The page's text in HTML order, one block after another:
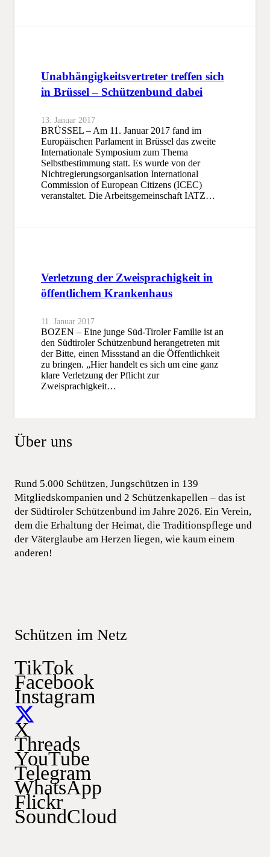
Unabhängigkeitsvertreter treffen sich
in Brüssel – Schützenbund dabei
13. Januar 2017
BRÜSSEL – Am 11. Januar 2017 fand im
Europäischen Parlament in Brüssel das zweite
Internationale Symposium zum Thema
Selbstbestimmung statt. Es wurde von der
Nichtregierungsorganisation International
Commission of European Citizens (ICEC)
veranstaltet. Die Arbeitsgemeinschaft IATZ…
Verletzung der Zweisprachigkeit in
öffentlichem Krankenhaus
11. Januar 2017
BOZEN – Eine junge Süd-Tiroler Familie ist an
den Südtiroler Schützenbund herangetreten mit
der Bitte, einen Missstand an die Öffentlichkeit
zu bringen. „Hier handelt es sich um eine ganz
klare Verletzung der Pflicht zur
Zweisprachigkeit…
Über uns
Rund 5.000 Schützen, Jungschützen in 139
Mitgliedskompanien und 2 Schützenkapellen – das ist
der Südtiroler Schützenbund im Jahre 2026. Ein Verein,
dem die Erhaltung der Heimat, die Traditionspflege und
der Väterglaube am Herzen liegen, wie kaum einem
anderen!
Schützen im Netz
TikTok
Facebook
Instagram
X
Threads
YouTube
Telegram
WhatsApp
Flickr
SoundCloud